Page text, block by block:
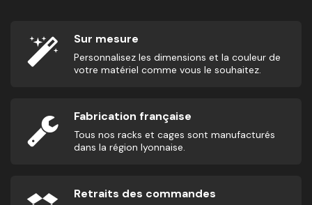
Sur mesure
Personnalisez les dimensions et la couleur de
votre matériel comme vous le souhaitez.
Fabrication française
Tous nos racks et cages sont manufacturés
dans la région lyonnaise.
Retraits des commandes